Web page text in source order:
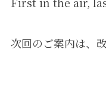
次回のご案内は、